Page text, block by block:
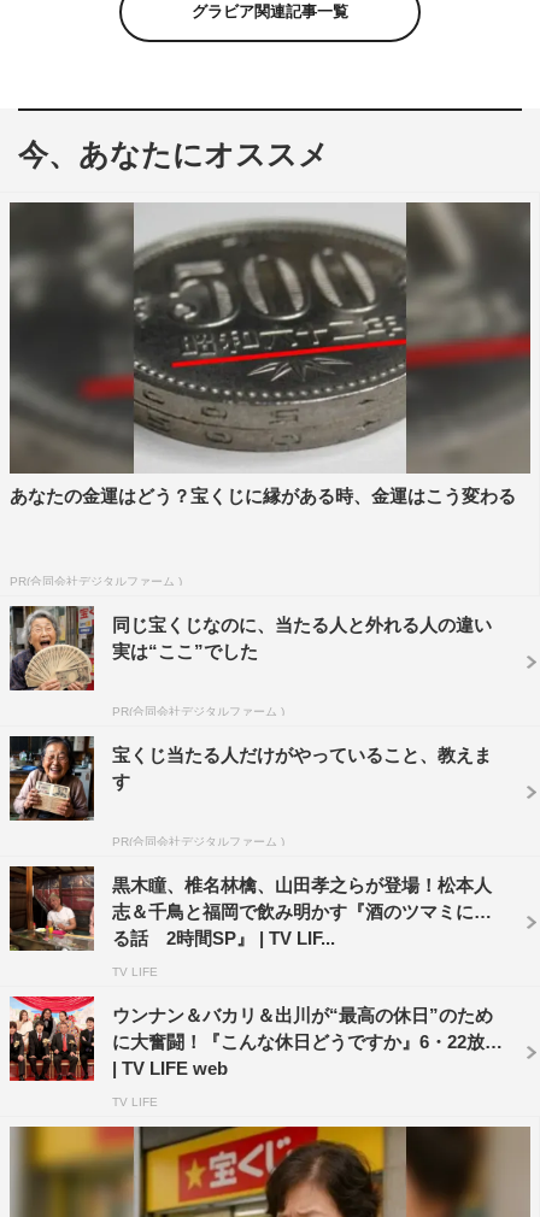
互いに共通するマニアックな趣味を語り尽くした。今回
画を持って登場する。
Boseはリリーとバカリズムのイラストで福岡の頑張って
いる店を応援するため、2人の画力を試す企画を提案。竹
山は福岡出身タレントが集まる「福岡県人会」に参加しな
い2人のために「リリバカ県人会」を考案。2人が会に入れ
たいと思うメンバーを発表するほか、福岡の若手タレント
がリリバカ県人会入りを目指してネタを披露する。倉持は
福岡から世界を目指す「福岡グラドル自画撮り部」を提
案。グラビアアイドルに一家言ある2人が驚くような最先
端グラドルを紹介する。
ート福岡温泉デートなど、家にいながら福岡を楽しめる
「リモート福岡」の遊び方を提案する。進行役は前回に続
き、元AKB48のFBSアナウンサ―小林茉里奈が担当。
番組概要
『リリーさんとバカリさん』
グラビア関連記事一覧
今、あなたにオススメ
あなたの金運はどう？宝くじに縁がある時、金運はこう変わる
PR(合同会社デジタルファーム )
同じ宝くじなのに、当たる人と外れる人の違い
実は“ここ”でした
PR(合同会社デジタルファーム )
宝くじ当たる人だけがやっていること、教えま
す
PR(合同会社デジタルファーム )
黒木瞳、椎名林檎、山田孝之らが登場！松本人
志＆千鳥と福岡で飲み明かす『酒のツマミにな
る話 2時間SP』 | TV LIF...
TV LIFE
ウンナン＆バカリ＆出川が“最高の休日”のため
に大奮闘！『こんな休日どうですか』6・22放送
| TV LIFE web
TV LIFE